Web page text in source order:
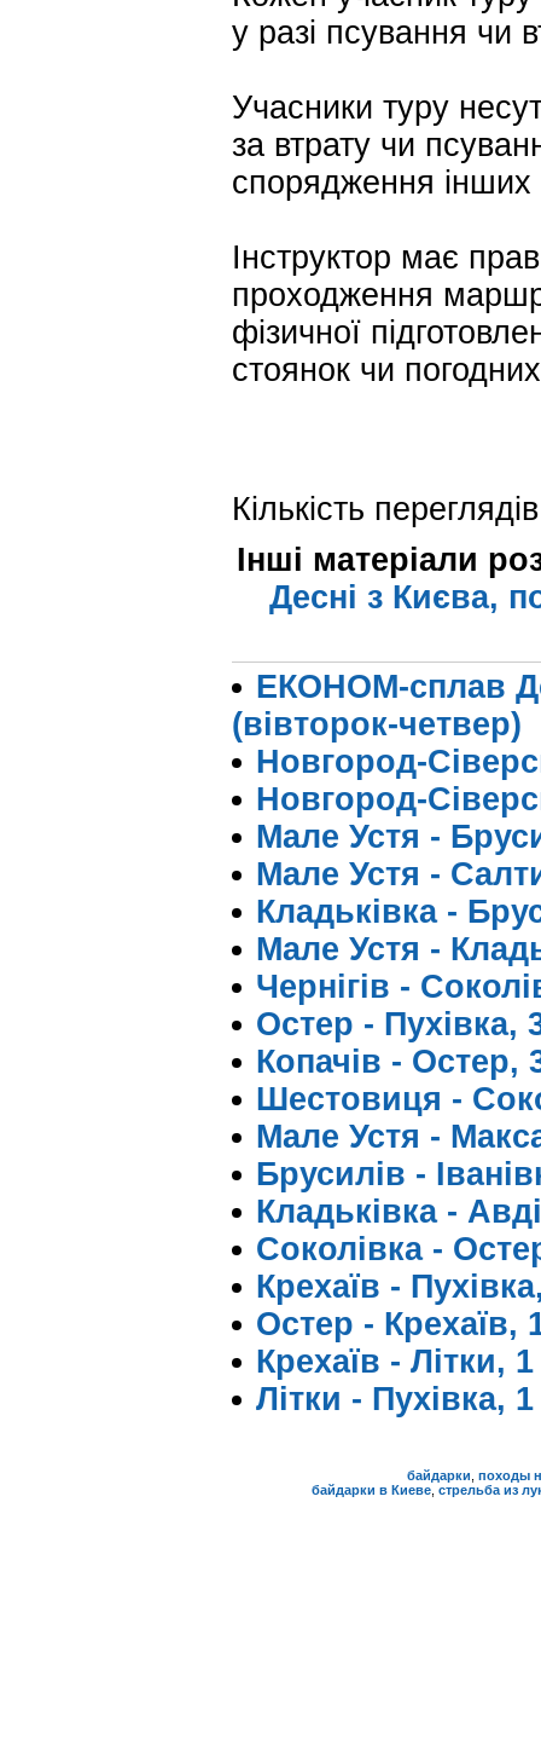
у разі псування чи
Учасники туру
за втрату чи
спорядження інших
Інструктор має
проходження
фізичної
стоянок чи
Кількість
Інші матеріали
Десні з Києва,
ЕКОНОМ-сплав
(вівторок-четвер)
Новгород-
Новгород-
Мале Устя -
Мале Устя -
Кладьківка -
Мале Устя -
Чернігів -
Остер - Пухівка,
Копачів - Остер,
Шестовиця -
Мале Устя -
Брусилів -
Кладьківка -
Соколівка -
Крехаїв -
Остер - Крехаїв,
Крехаїв - Літки,
Літки - Пухівка,
байдарки походы
байдарки в Киеве, стрельба из